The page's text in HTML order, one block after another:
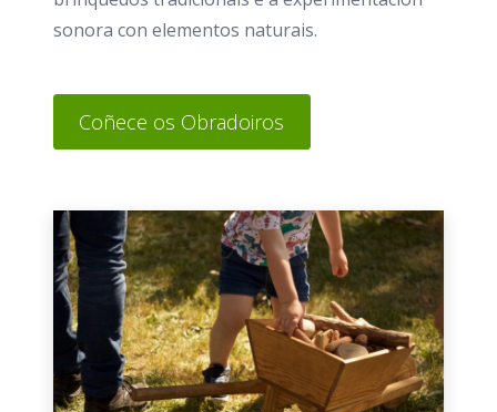
sonora con elementos naturais.
Coñece os Obradoiros